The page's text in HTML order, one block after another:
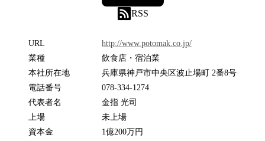
RSS
URL
http://www.potomak.co.jp/
業種
飲食店・宿泊業
本社所在地
兵庫県神戸市中央区波止場町 2番8号
電話番号
078-334-1274
代表者名
金指 光司
上場
未上場
資本金
1億200万円